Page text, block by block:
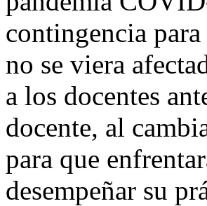
contingencia
no se viera
a los docentes
docente, al
para que
desempeñar su